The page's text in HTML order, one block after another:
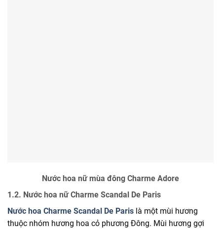
Nước hoa nữ mùa đông Charme Adore
1.2. Nước hoa nữ Charme Scandal De Paris
Nước hoa Charme Scandal De Paris là một mùi hương
thuộc nhóm hương hoa cỏ phương Đông. Mùi hương gợi